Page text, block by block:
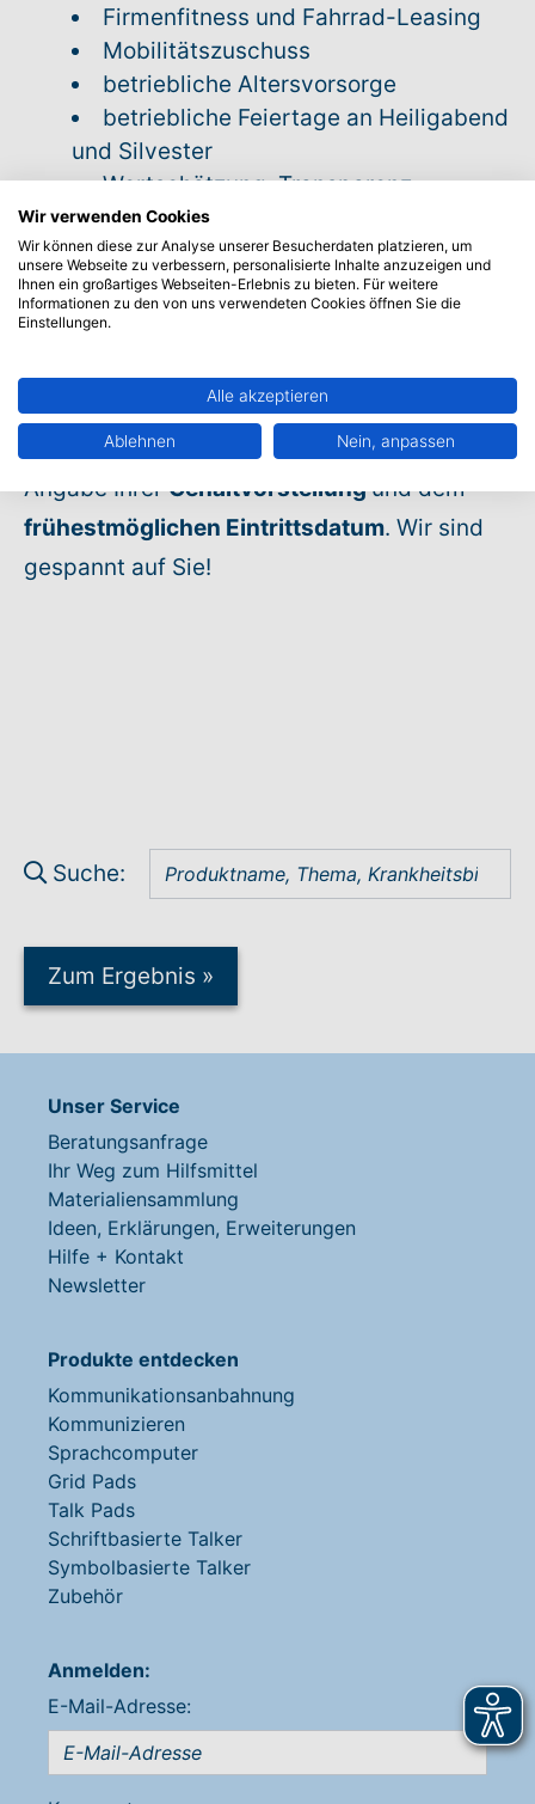
Firmenfitness und Fahrrad-Leasing
Mobilitätszuschuss
betriebliche Altersvorsorge
betriebliche Feiertage an Heiligabend
und Silvester
Wertschätzung, Transparenz,
Diversität
eine gute Zeit zwischen Frühstück
und Feierabend
Bewerbungen bitte ausschließlich digital
über dasBewerbungsformularinklusive
Angabe IhrerGehaltvorstellungund dem
frühestmöglichen Eintrittsdatum. Wir sind
gespannt auf Sie!
Suche:
Zum Ergebnis »
Unser Service
Beratungsanfrage
Ihr Weg zum Hilfsmittel
Materialiensammlung
Ideen, Erklärungen, Erweiterungen
Hilfe + Kontakt
Newsletter
Produkte entdecken
Kommunikationsanbahnung
Kommunizieren
Sprachcomputer
Grid Pads
Talk Pads
Schriftbasierte Talker
Symbolbasierte Talker
Zubehör
Anmelden:
E-Mail-Adresse:
Wir verwenden Cookies
Wir können diese zur Analyse unserer Besucherdaten platzieren, um
unsere Webseite zu verbessern, personalisierte Inhalte anzuzeigen und
Ihnen ein großartiges Webseiten-Erlebnis zu bieten. Für weitere
Informationen zu den von uns verwendeten Cookies öffnen Sie die
Einstellungen.
Alle akzeptieren
Ablehnen Nein, anpassen